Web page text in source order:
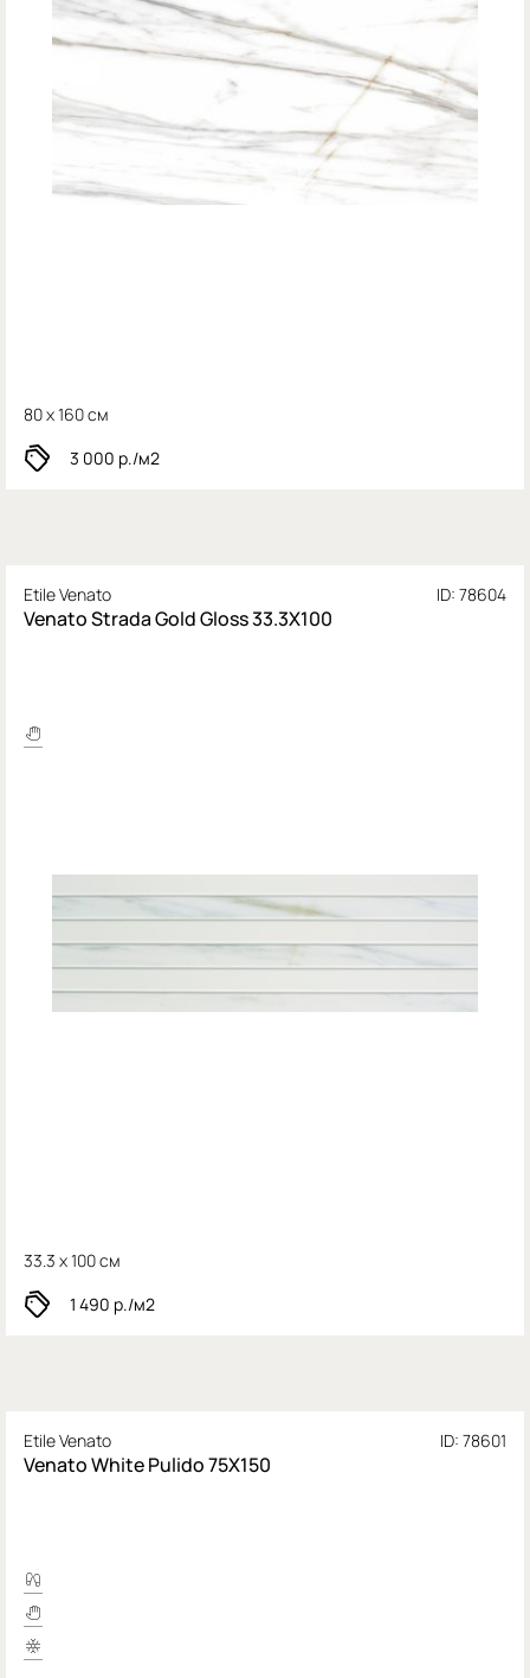
80 x 160 см
3 000 р./м2
Etile Venato ID: 78604
Venato Strada Gold Gloss 33.3X100
33.3 x 100 см
1 490 р./м2
Etile Venato ID: 78601
Venato White Pulido 75X150